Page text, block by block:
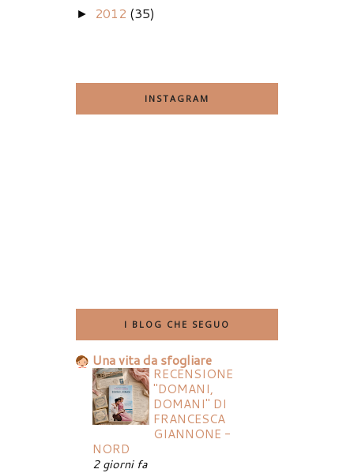
► 2012 (35)
INSTAGRAM
I BLOG CHE SEGUO
Una vita da sfogliare
RECENSIONE
"DOMANI,
DOMANI" DI
FRANCESCA
GIANNONE -
NORD
2 giorni fa